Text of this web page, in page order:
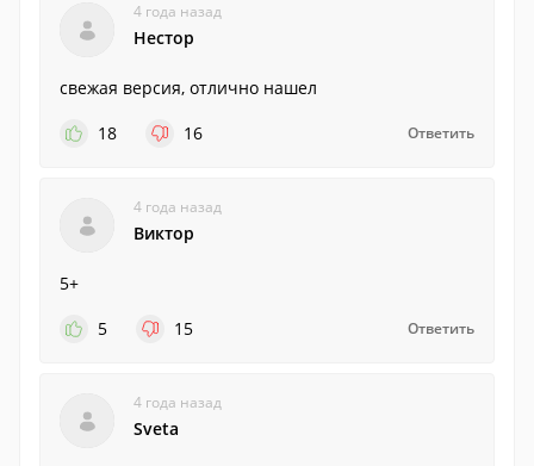
4 года назад
Нестор
свежая версия, отлично нашел
18
16 Ответить
4 года назад
Виктор
5+
5
15 Ответить
4 года назад
Sveta